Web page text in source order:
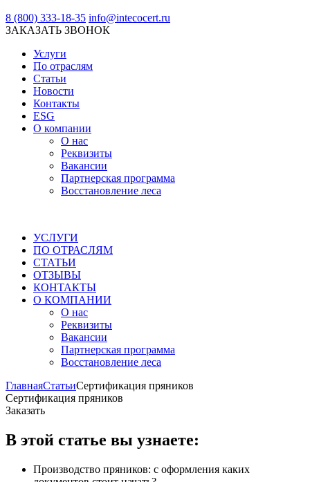
8 (800) 333-18-35 info@intecocert.ru
ЗАКАЗАТЬ ЗВОНОК
Услуги
По отраслям
Статьи
Новости
Контакты
ESG
О компании
О нас
Реквизиты
Вакансии
Партнерская программа
Восстановление леса
УСЛУГИ
ПО ОТРАСЛЯМ
СТАТЬИ
ОТЗЫВЫ
КОНТАКТЫ
О КОМПАНИИ
О нас
Реквизиты
Вакансии
Партнерская программа
Восстановление леса
ГлавнаяСтатьиСертификация пряников
Сертификация пряников
Заказать
В этой статье вы узнаете:
Производство пряников: с оформления каких